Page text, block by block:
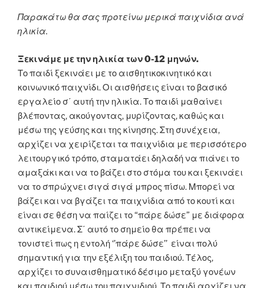
Παρακάτω θα σας προτείνω μερικά παιχνίδια ανά
ηλικία.
Ξεκινάμε με την ηλικία των 0-12 μηνών.
Το παιδί ξεκινάει με το αισθητικοκινητικό και
κοινωνικό παιχνίδι. Οι αισθήσεις είναι το βασικό
εργαλείο σ΄ αυτή την ηλικία. Το παιδί μαθαίνει
βλέποντας, ακούγοντας, μυρίζοντας, καθώς και
μέσω της γεύσης και της κίνησης. Στη συνέχεια,
αρχίζει να χειρίζεται τα παιχνίδια με περισσότερο
λειτουργικό τρόπο, σταματάει δηλαδή να πιάνει το
αμαξάκι και να το βάζει στο στόμα του και ξεκινάει
να το σπρώχνει σιγά σιγά μπρος πίσω. Μπορεί να
βάζει και να βγάζει τα παιχνίδια από το κουτί και
είναι σε θέση να παίζει το “πάρε δώσε” με διάφορα
αντικείμενα. Σ΄ αυτό το σημείο θα πρέπει να
τονιστεί πως η εντολή ‘’πάρε δώσε’’ είναι πολύ
σημαντική για την εξέλιξη του παιδιού. Τέλος,
αρχίζει το συναισθηματικό δέσιμο μεταξύ γονέων